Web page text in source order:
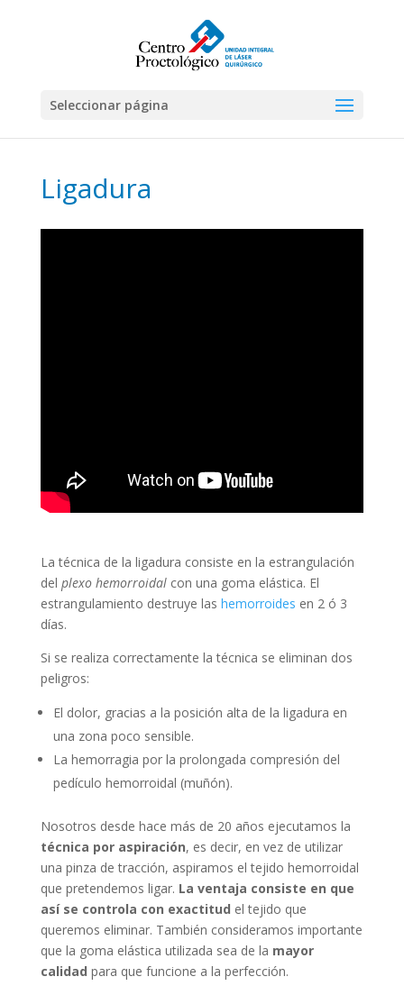
Seleccionar página
Ligadura
La técnica de la ligadura consiste en la estrangulación
del plexo hemorroidalcon una goma elástica. El
estrangulamiento destruye las hemorroides en 2 ó 3
días.
Si se realiza correctamente la técnica se eliminan dos
peligros:
El dolor, gracias a la posición alta de la ligadura en
una zona poco sensible.
La hemorragia por la prolongada compresión del
pedículo hemorroidal (muñón).
Nosotros desde hace más de 20 años ejecutamos la
técnica por aspiración, es decir, en vez de utilizar
una pinza de tracción, aspiramos el tejido hemorroidal
que pretendemos ligar. La ventaja consiste en que
así se controla con exactitud el tejido que
queremos eliminar. También consideramos importante
que la goma elástica utilizada sea de la mayor
calidad para que funcione a la perfección.